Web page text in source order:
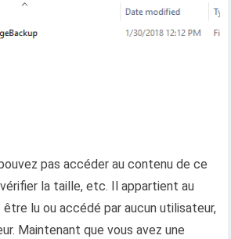
pas accéder au contenu de ce
la taille, etc. Il appartient au
lu ou accédé par aucun utilisateur,
Maintenant que vous avez une